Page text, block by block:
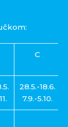
C
28.5.-18.6.
7.9.-5.10.